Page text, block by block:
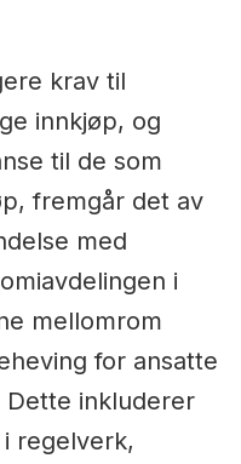
krav til
innkjøp, og
til de som
fremgår det av
med
i
mellomrom
for ansatte
Dette inkluderer
regelverk,